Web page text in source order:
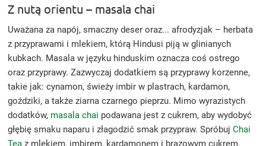
Z nutą orientu – masala chai
Uważana za napój, smaczny deser oraz... afrodyzjak – herbata
z przyprawami i mlekiem, którą Hindusi piją w glinianych
kubkach. Masala w języku hinduskim oznacza coś ostrego
oraz przyprawy. Zazwyczaj dodatkiem są przyprawy korzenne,
takie jak: cynamon, świeży imbir w plastrach, kardamon,
goździki, a także ziarna czarnego pieprzu. Mimo wyrazistych
dodatków, masala chai podawana jest z cukrem, aby wydobyć
głębię smaku naparu i złagodzić smak przypraw. Spróbuj Chai
Tea z mlekiem, imbirem, kardamonem i brązowym cukrem.